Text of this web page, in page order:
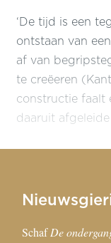
‘De tijd is een
ontstaan van
af van
te creëeren
constructie faalt
daaruit afgeleide
SchafDe